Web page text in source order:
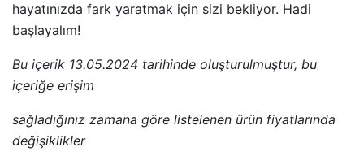
hayatınızda fark yaratmak için sizi bekliyor. Hadi
başlayalım!
Bu içerik 13.05.2024 tarihinde oluşturulmuştur, bu
içeriğe erişim
sağladığınız zamana göre listelenen ürün fiyatlarında
değişiklikler